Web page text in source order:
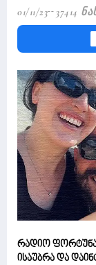
01/11/23 37414
რადიო
ისაუბრა და